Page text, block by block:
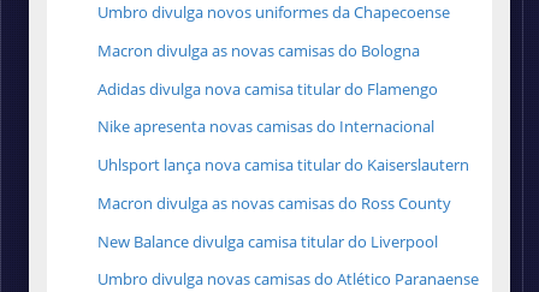
Umbro divulga novos uniformes da Chapecoense
Macron divulga as novas camisas do Bologna
Adidas divulga nova camisa titular do Flamengo
Nike apresenta novas camisas do Internacional
Uhlsport lança nova camisa titular do Kaiserslautern
Macron divulga as novas camisas do Ross County
New Balance divulga camisa titular do Liverpool
Umbro divulga novas camisas do Atlético Paranaense